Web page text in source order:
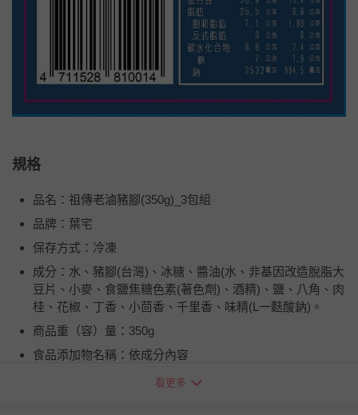
規格
品名：祖傳老滷豬腳(350g)_3包組
品牌：葉宅
保存方式：冷凍
成分：水、豬腳(台灣)、冰糖、醬油(水、非基因改造脫脂大
豆片、小麥、食鹽焦糖色素(著色劑)、酒精)、鹽、八角、肉
桂、花椒、丁香、小茴香、千里香、味精(L一麩酸鈉)。
商品重（容）量：350g
食品添加物名稱：依成分內容
製造廠商或國內負責廠商名稱：品臻國際行銷有限公司
看更多